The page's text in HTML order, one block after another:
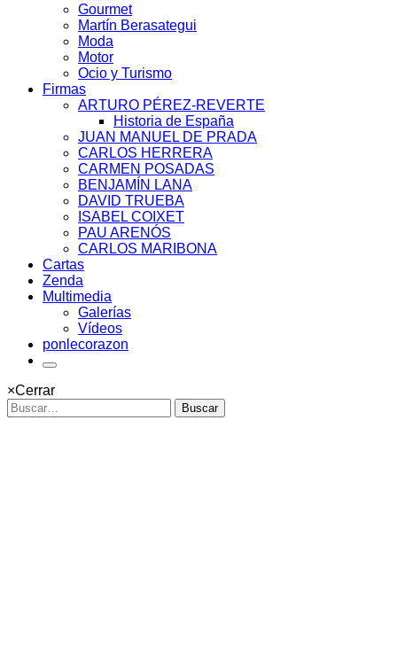
Gourmet
Martín Berasategui
Moda
Motor
Ocio y Turismo
Firmas
ARTURO PÉREZ-REVERTE
Historia de España
JUAN MANUEL DE PRADA
CARLOS HERRERA
CARMEN POSADAS
BENJAMÍN LANA
DAVID TRUEBA
ISABEL COIXET
PAU ARENÓS
CARLOS MARIBONA
Cartas
Zenda
Multimedia
Galerías
Vídeos
ponlecorazon
×Cerrar
Buscar